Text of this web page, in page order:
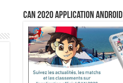
CAN 2020 Application Android